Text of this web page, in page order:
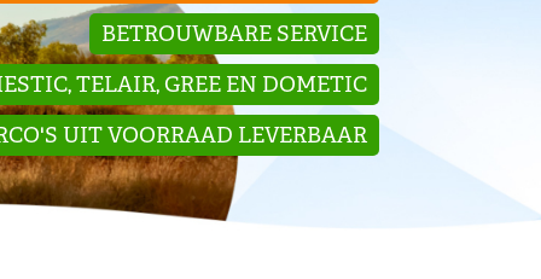
BETROUWBARE SERVICE
TELAIR, GREE EN DOMETIC
UIT VOORRAAD LEVERBAAR